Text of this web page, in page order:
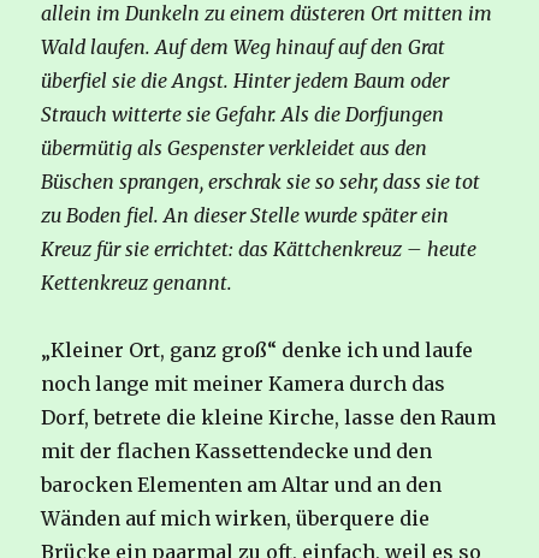
allein im Dunkeln zu einem düsteren Ort mitten im
Wald laufen. Auf dem Weg hinauf auf den Grat
überfiel sie die Angst. Hinter jedem Baum oder
Strauch witterte sie Gefahr. Als die Dorfjungen
übermütig als Gespenster verkleidet aus den
Büschen sprangen, erschrak sie so sehr, dass sie tot
zu Boden fiel. An dieser Stelle wurde später ein
Kreuz für sie errichtet: das Kättchenkreuz – heute
Kettenkreuz genannt.
„Kleiner Ort, ganz groß“ denke ich und laufe
noch lange mit meiner Kamera durch das
Dorf, betrete die kleine Kirche, lasse den Raum
mit der flachen Kassettendecke und den
barocken Elementen am Altar und an den
Wänden auf mich wirken, überquere die
Brücke ein paarmal zu oft, einfach, weil es so